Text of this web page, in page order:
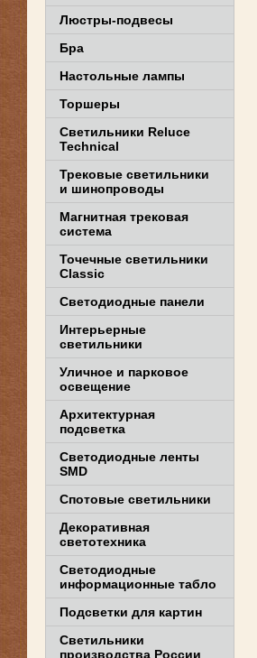
Люстры-подвесы
Бра
Настольные лампы
Торшеры
Светильники Reluce
Technical
Трековые светильники
и шинопроводы
Магнитная трековая
система
Точечные светильники
Classic
Светодиодные панели
Интерьерные
светильники
Уличное и парковое
освещение
Архитектурная
подсветка
Светодиодные ленты
SMD
Спотовые светильники
Декоративная
светотехника
Светодиодные
информационные табло
Подсветки для картин
Светильники
производства России